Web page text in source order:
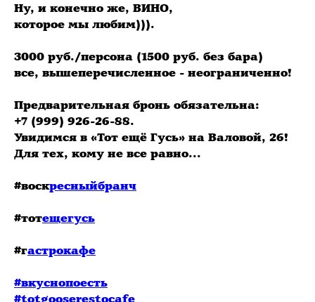
Ну, и конечно же, ВИНО,
которое мы любим))).
3000 руб./персона (1500 руб. без бара)
все, вышеперечисленное - неограниченно!
Предварительная бронь обязательна:
+7 (999) 926-26-88.
Увидимся в «Тот ещё Гусь» на Валовой, 26!
Для тех, кому не все равно...
#воскресныйбранч
#тотещегусь
#гастрокафе
#вкуснопоесть